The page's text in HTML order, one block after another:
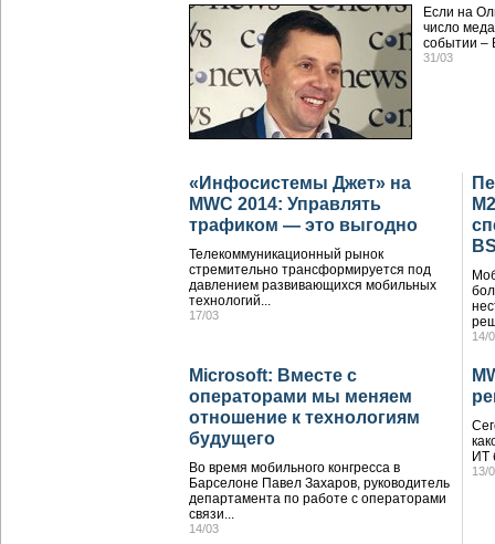
Если на
число
событии –
31/03
«Инфосистемы Джет» на
MWC 2014: Управлять
трафиком — это выгодно
Телекоммуникационный рынок
стремительно трансформируется под
давлением развивающихся мобильных
технологий...
17/03
14/
Microsoft: Вместе с
операторами мы меняем
отношение к технологиям
будущего
Во время мобильного конгресса в
Барселоне Павел Захаров, руководитель
департамента по работе с операторами
связи...
14/03
ИТ
13/